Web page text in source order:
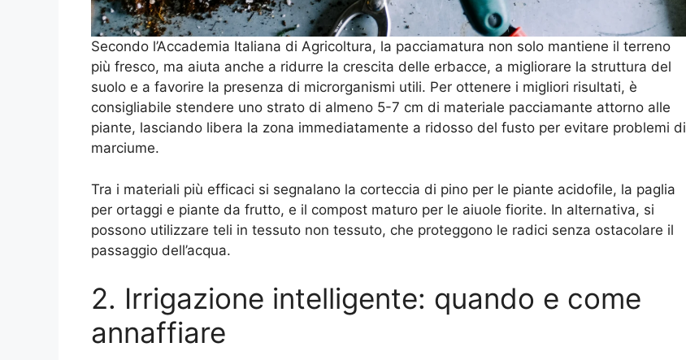
Secondo l’Accademia Italiana di Agricoltura, la pacciamatura non solo mantiene il terreno
più fresco, ma aiuta anche a ridurre la crescita delle erbacce, a migliorare la struttura del
suolo e a favorire la presenza di microrganismi utili. Per ottenere i migliori risultati, è
consigliabile stendere uno strato di almeno 5-7 cm di materiale pacciamante attorno alle
piante, lasciando libera la zona immediatamente a ridosso del fusto per evitare problemi di
marciume.
Tra i materiali più efficaci si segnalano la corteccia di pino per le piante acidofile, la paglia
per ortaggi e piante da frutto, e il compost maturo per le aiuole fiorite. In alternativa, si
possono utilizzare teli in tessuto non tessuto, che proteggono le radici senza ostacolare il
passaggio dell’acqua.
2. Irrigazione intelligente: quando e come
annaffiare